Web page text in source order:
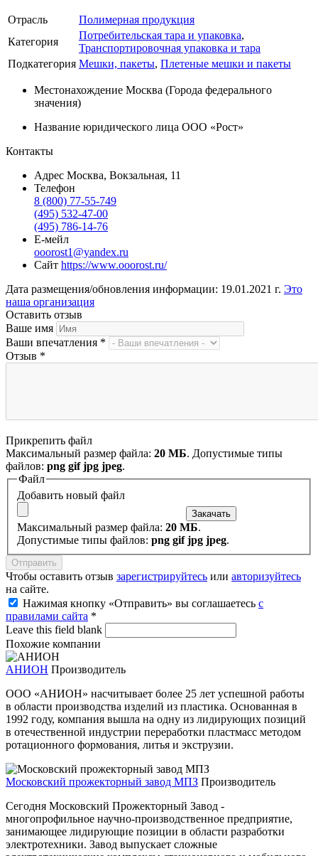
Отрасль
Полимерная продукция
Категория
Потребительская тара и упаковка,
Транспортировочная упаковка и тара
Подкатегория Мешки, пакеты, Плетеные мешки и пакеты
Местонахождение Москва (Города федерального
значения)
Название юридического лица ООО «Рост»
Контакты
Адрес Москва, Вокзальная, 11
Телефон
8 (800) 77-55-749
(495) 532-47-00
(495) 786-14-76
Е-мейл
ooorost1@yandex.ru
Сайт https://www.ooorost.ru/
Дата размещения/обновления информации: 19.01.2021 г. Это
наша организация
Оставить отзыв
Ваше имя
Ваши впечатления *
Отзыв *
Прикрепить файл
Максимальный размер файла: 20 МБ. Допустимые типы
файлов: png gif jpg jpeg.
Файл
Добавить новый файл
Максимальный размер файла: 20 МБ.
Допустимые типы файлов: png gif jpg jpeg.
Чтобы оставить отзыв зарегистрируйтесь или авторизуйтесь
на сайте.
Нажимая кнопку «Отправить» вы соглашаетесь с
правилами сайта *
Leave this field blank
Похожие компании
АНИОН Производитель
ООО «АНИОН» насчитывает более 25 лет успешной работы
в области производства изделий из пластика. Основанная в
1992 году, компания вышла на одну из лидирующих позиций
в отечественной индустрии переработки пластмасс методом
ротационного формования, литья и экструзии.
Московский прожекторный завод МПЗ Производитель
Сегодня Московский Прожекторный Завод -
многопрофильное научно-производственное предприятие,
занимающее лидирующие позиции в области разработки
электротехники. Завод выпускает сложные